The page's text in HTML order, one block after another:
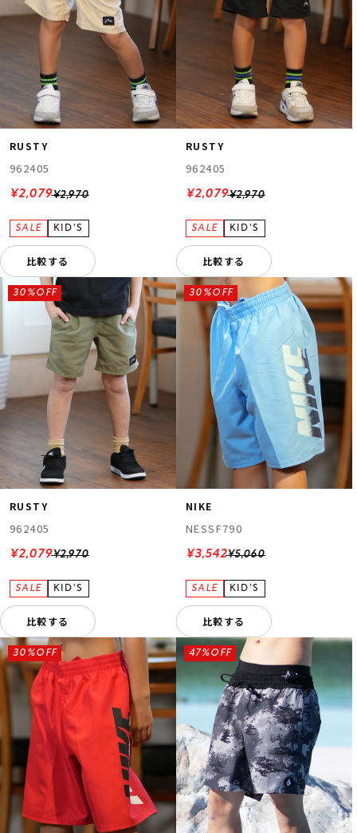
RUSTY
962405
¥2,970
¥2,079
比較する
RUSTY
962405
¥2,970
¥2,079
比較する
RUSTY
962405
¥2,970
30%OFF
¥2,079
比較する
NIKE
NESSF790
¥5,060
30%OFF
¥3,542
比較する
30%OFF 47%OFF